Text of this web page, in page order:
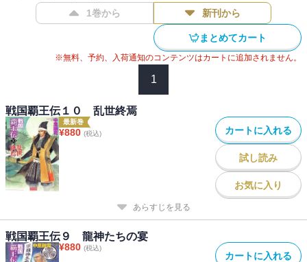
1巻から 新刊から
まとめてカート
※無料、予約、入荷通知のコンテンツはカートに追加されません。
1
戦国覇王伝１０ 乱世終焉
最新巻
¥880 (税込) カートに入れる
試し読み
お気に入り
あらすじを見る
戦国覇王伝９ 龍神たちの宴
¥880 (税込)
カートに入れる